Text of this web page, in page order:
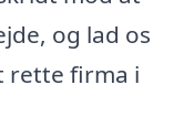
og lad os
rette firma i